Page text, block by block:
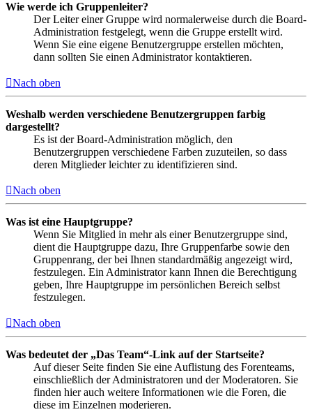
Wie werde ich Gruppenleiter?
Der Leiter einer Gruppe wird normalerweise durch die Board-
Administration festgelegt, wenn die Gruppe erstellt wird.
Wenn Sie eine eigene Benutzergruppe erstellen möchten,
dann sollten Sie einen Administrator kontaktieren.
Nach oben
Weshalb werden verschiedene Benutzergruppen farbig
dargestellt?
Es ist der Board-Administration möglich, den
Benutzergruppen verschiedene Farben zuzuteilen, so dass
deren Mitglieder leichter zu identifizieren sind.
Nach oben
Was ist eine Hauptgruppe?
Wenn Sie Mitglied in mehr als einer Benutzergruppe sind,
dient die Hauptgruppe dazu, Ihre Gruppenfarbe sowie den
Gruppenrang, der bei Ihnen standardmäßig angezeigt wird,
festzulegen. Ein Administrator kann Ihnen die Berechtigung
geben, Ihre Hauptgruppe im persönlichen Bereich selbst
festzulegen.
Nach oben
Was bedeutet der „Das Team“-Link auf der Startseite?
Auf dieser Seite finden Sie eine Auflistung des Forenteams,
einschließlich der Administratoren und der Moderatoren. Sie
finden hier auch weitere Informationen wie die Foren, die
diese im Einzelnen moderieren.